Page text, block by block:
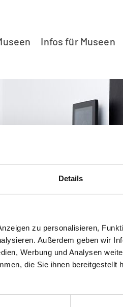
Details
zu personalisieren,
Außerdem geben wir
Werbung und Analysen
die Sie ihnen bereitgestellt
Infos für Museen
- Alpineum
Suchanfrage keine Ergebnisse